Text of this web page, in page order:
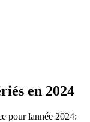
en 2024
pour lannée 2024: